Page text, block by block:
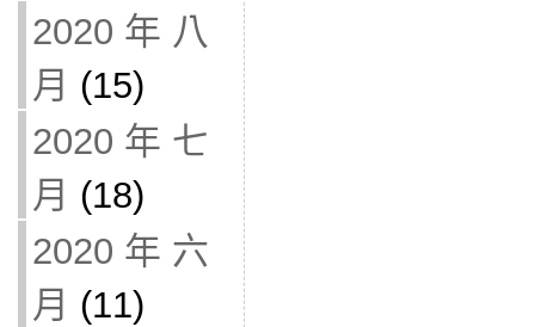
2020 年 八
月 (15)
2020 年 七
月 (18)
2020 年 六
月 (11)